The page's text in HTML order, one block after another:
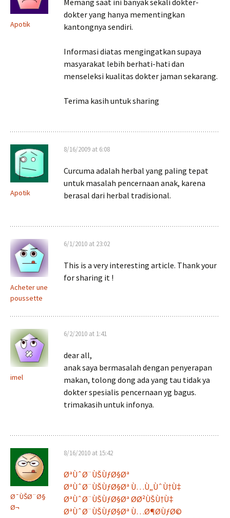
Apotik
Memang saat ini banyak sekali dokter-
dokter yang hanya mementingkan
kantongnya sendiri.
Informasi diatas mengingatkan supaya
masyarakat lebih berhati-hati dan
menseleksi kualitas dokter jaman sekarang.
Terima kasih untuk sharing
Apotik
8/16/2009 at 6:08
Curcuma adalah herbal yang paling tepat
untuk masalah pencernaan anak, karena
berasal dari herbal tradisional.
Acheter une
poussette
6/1/2010 at 23:02
This is a very interesting article. Thank your
for sharing it !
imel
6/2/2010 at 1:41
dear all,
anak saya bermasalah dengan penyerapan
makan, tolong dong ada yang tau tidak ya
dokter spesialis pencernaan yg bagus.
trimakasih untuk infonya.
Ø¯ÙŠØ¨Ø§
Ø¬
8/16/2010 at 15:42
ØªÙˆØ¨ÙŠÙƒØ§Øª
ØªÙˆØ¨ÙŠÙƒØ§Øª Ù…Ù„ÙˆÙ†Ù‡
ØªÙˆØ¨ÙŠÙƒØ§Øª Ø­Ø²ÙŠÙ†Ù‡
ØªÙˆØ¨ÙŠÙƒØ§Øª Ù…Ø¶Ø­ÙƒØ©